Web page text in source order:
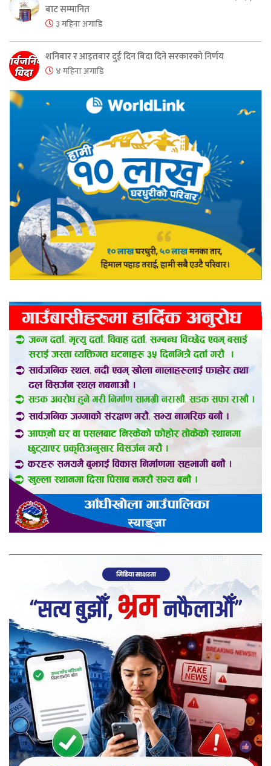
बाट सम्मानित
३ महिना अगाडि
शनिबार र आइतबार दुई दिन बिदा दिने सरकारको निर्णय
४ महिना अगाडि